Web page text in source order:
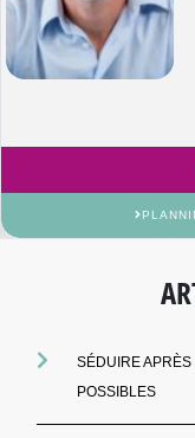
SÉDUIRE
POSSIBLES